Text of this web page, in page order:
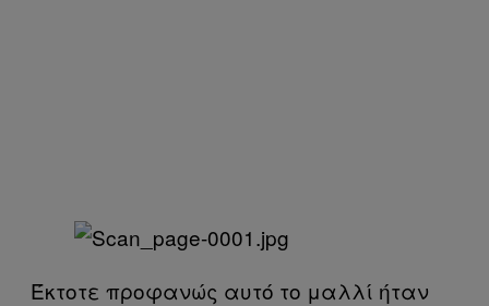
Έκτοτε προφανώς αυτό το μαλλί ήταν